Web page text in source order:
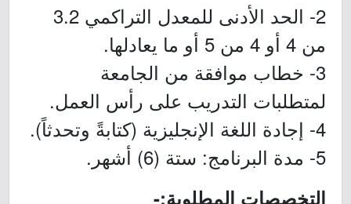
2- الحد الأدنى للمعدل التراكمي 3.2
من 4 أو 4 من 5 أو ما يعادلها.
3- خطاب موافقة من الجامعة
لمتطلبات التدريب على رأس العمل.
4- إجادة اللغة الإنجليزية (كتابةً وتحدثاً).
5- مدة البرنامج: ستة (6) أشهر.
التخصصات المطلوبة:-